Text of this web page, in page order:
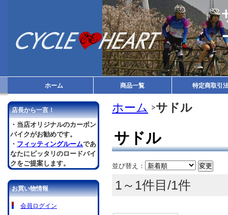
ホーム 商品一覧 特定商取引
ホーム サドル
サドル
並び替え：
1～1件目/1件
店長から一言！
・当店オリジナルのカーボン
バイクがお勧めです。
・ フィッティングルームであ
なたにピッタリのロードバイ
クをご提案します。
お買い物情報
会員ログイン